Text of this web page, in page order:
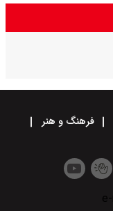
فرهنگ و هنر